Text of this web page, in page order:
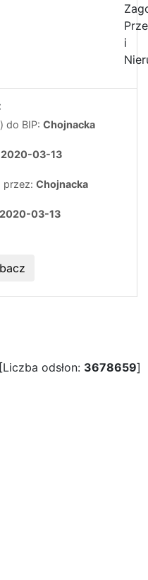
i
do BIP: Chojnacka
2020-03-13
przez: Chojnacka
2020-03-13
[Liczba odsłon: 3678659]